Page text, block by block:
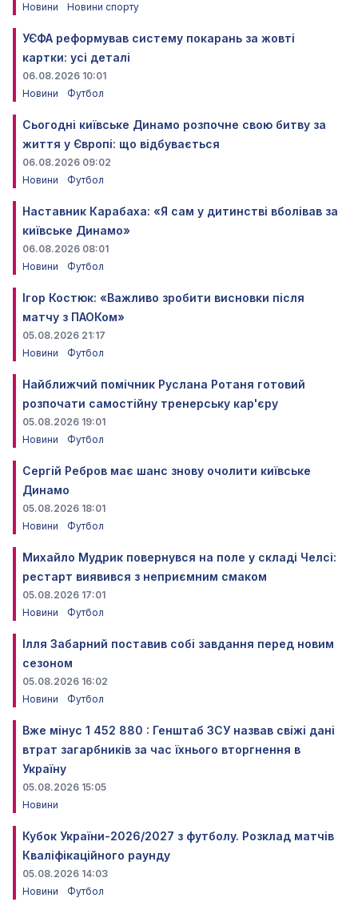
Новини
Новини спорту
УЄФА реформував систему покарань за жовті
картки: усі деталі
06.08.2026 10:01
Новини
Футбол
Сьогодні київське Динамо розпочне свою битву за
життя у Європі: що відбувається
06.08.2026 09:02
Новини
Футбол
Наставник Карабаха: «Я сам у дитинстві вболівав за
київське Динамо»
06.08.2026 08:01
Новини
Футбол
Ігор Костюк: «Важливо зробити висновки після
матчу з ПАОКом»
05.08.2026 21:17
Новини
Футбол
Найближчий помічник Руслана Ротаня готовий
розпочати самостійну тренерську кар'єру
05.08.2026 19:01
Новини
Футбол
Сергій Ребров має шанс знову очолити київське
Динамо
05.08.2026 18:01
Новини
Футбол
Михайло Мудрик повернувся на поле у складі Челсі:
рестарт виявився з неприємним смаком
05.08.2026 17:01
Новини
Футбол
Ілля Забарний поставив собі завдання перед новим
сезоном
05.08.2026 16:02
Новини
Футбол
Вже мінус 1 452 880 : Генштаб ЗСУ назвав свіжі дані
втрат загарбників за час їхнього вторгнення в
Україну
05.08.2026 15:05
Новини
Кубок України-2026/2027 з футболу. Розклад матчів
Кваліфікаційного раунду
05.08.2026 14:03
Новини
Футбол